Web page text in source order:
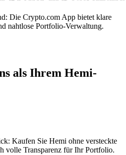
Die Crypto.com App bietet klare
nahtlose Portfolio-Verwaltung.
als Ihrem Hemi-
Kaufen Sie Hemi ohne versteckte
volle Transparenz für Ihr Portfolio.